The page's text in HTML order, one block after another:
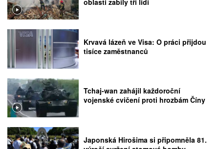
oblasti zabily tři lidi
Krvavá lázeň ve Visa: O práci přijdou
tisíce zaměstnanců
Tchaj-wan zahájil každoroční
vojenské cvičení proti hrozbám Číny
Japonská Hirošima si připomněla 81.